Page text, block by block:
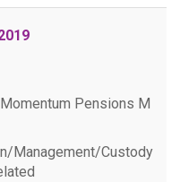
Momentum Pensions M
Management/Custody